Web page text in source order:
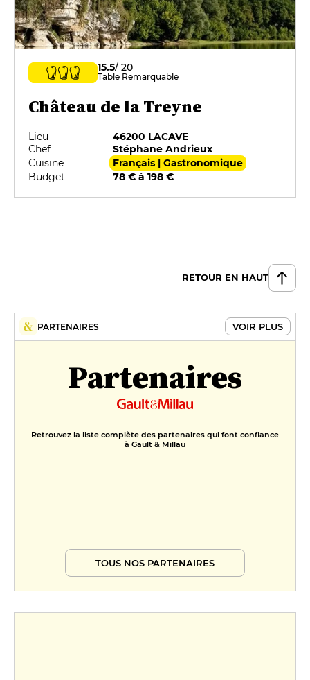
15.5/ 20
Table Remarquable
Château de la Treyne
Lieu
46200 LACAVE
Chef
Stéphane Andrieux
Cuisine
Français | Gastronomique
Budget
78 € à 198 €
RETOUR EN HAUT
PARTENAIRES VOIR PLUS
Partenaires
Retrouvez la liste complète des partenaires qui font confiance
à Gault & Millau
TOUS NOS PARTENAIRES